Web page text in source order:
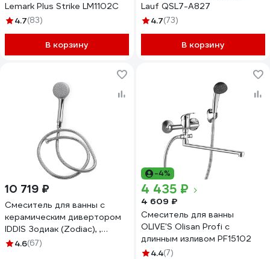
Lemark Plus Strike LM1102C
4.7(83)
В корзину
Lauf QSL7-A827
4.7(73)
В корзину
10 719 ₽
Смеситель для ванны с
керамическим дивертором
IDDIS Зодиак (Zodiac), ,
ZODSB02i02
4.6(67)
-4%
4 435 ₽
4 609 ₽
Смеситель для ванны
OLIVE'S Olisan Profi с
длинным изливом PF15102
4.4(7)